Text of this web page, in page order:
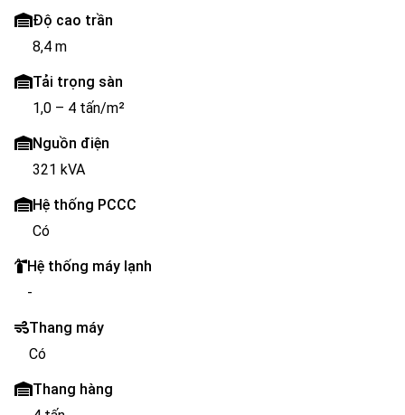
Độ cao trần
8,4 m
Tải trọng sàn
1,0 – 4 tấn/m²
Nguồn điện
321 kVA
Hệ thống PCCC
Có
Hệ thống máy lạnh
-
Thang máy
Có
Thang hàng